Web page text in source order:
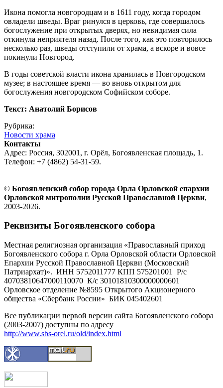
Икона помогла новгородцам и в 1611 году, когда городом
овладели шведы. Враг ринулся в церковь, где совершалось
богослужение при открытых дверях, но невидимая сила
откинула неприятеля назад. После того, как это повторилось
несколько раз, шведы отступили от храма, а вскоре и вовсе
покинули Новгород.
В годы советской власти икона хранилась в Новгородском
музее; в настоящее время — во вновь открытом для
богослужения новгородском Софийском соборе.
Текст: Анатолий Борисов
Рубрика:
Новости храма
Контакты
Адрес: Россия, 302001, г. Орёл, Богоявленская площадь, 1.
Телефон: +7 (4862) 54-31-59.
© Богоявленский собор города Орла Орловской епархии
Орловской митрополии Русской Православной Церкви,
2003-2026.
Реквизиты Богоявленского собора
Местная религиозная организация «Православный приход
Богоявленского собора г. Орла Орловской области Орловской
Епархии Русской Православной Церкви (Московский
Патриархат)». ИНН 5752011777 КПП 575201001 Р/с
40703810647000110070 К/с 30101810300000000601
Орловское отделение №8595 Открытого Акционерного
общества «Сбербанк России» БИК 045402601
Все публикации первой версии сайта Богоявленского собора
(2003-2007) доступны по адресу
http://www.sbs-orel.ru/old/index.html